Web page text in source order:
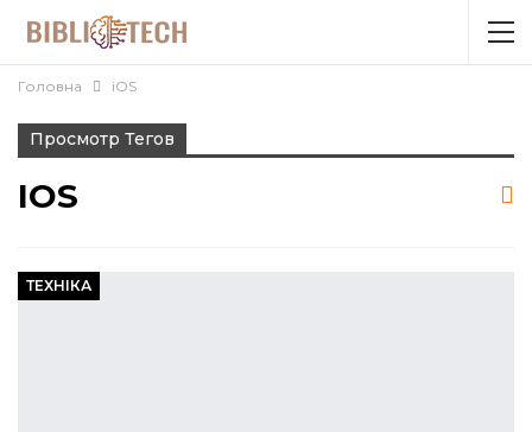
Головна iOS
Просмотр Тегов
IOS
ТЕХНІКА